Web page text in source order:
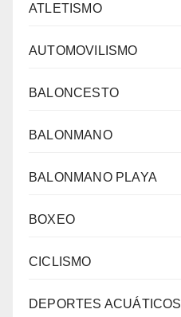
ATLETISMO
AUTOMOVILISMO
BALONCESTO
BALONMANO
BALONMANO PLAYA
BOXEO
CICLISMO
DEPORTES ACUÁTICOS